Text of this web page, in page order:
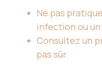
Ne pas
infection ou
Consultez un
pas sûr.